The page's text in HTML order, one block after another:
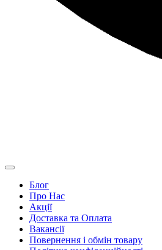
Блог
Про Нас
Акції
Доставка та Оплата
Вакансії
Повернення і обмін товару